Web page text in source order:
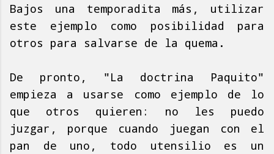
Bajos una temporadita más, utilizar
este ejemplo como posibilidad para
otros para salvarse de la quema.
De pronto, "La doctrina Paquito"
empieza a usarse como ejemplo de lo
que otros quieren: no les puedo
juzgar, porque cuando juegan con el
pan de uno, todo utensilio es un